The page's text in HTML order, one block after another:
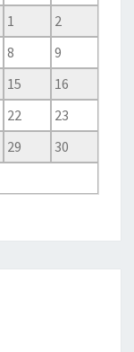
1
2
8
9
15
16
22
23
29
30